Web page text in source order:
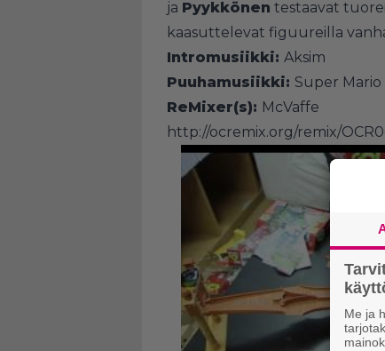
ja Pyykkönen testaavat
kaasuttelevat figuureilla
Intromusiikki: Aksim
Puuhamusiikki: Super Mario
ReMixer(s): McVaffe
http://ocremix.org/remix/
Me ja